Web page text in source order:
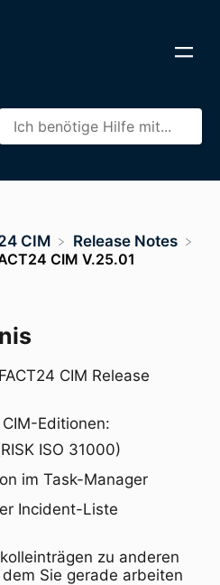
CIM Release
Editionen:
ISO 31000)
im Task-Manager
Incident-Liste
zu anderen
Sie gerade arbeiten
CIM
​Release Notes
CIM V.25.01